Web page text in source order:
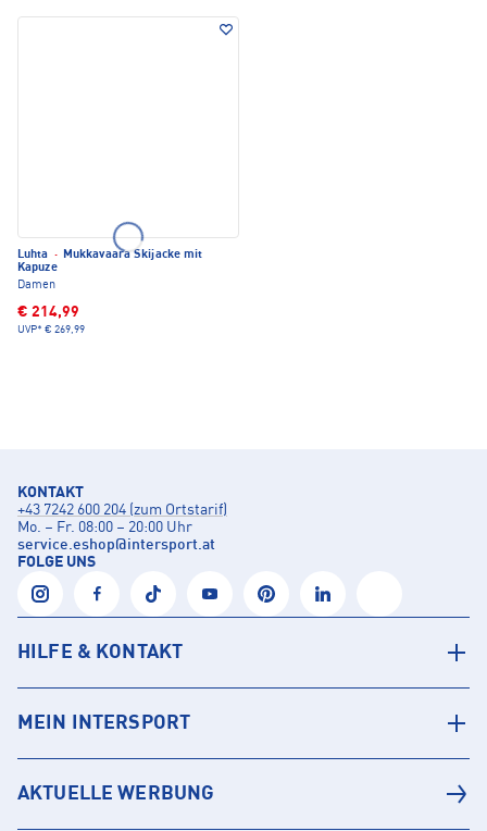
Luhta · Mukkavaara Skijacke mit
Kapuze
Damen
€ 214,99
UVP* € 269,99
KONTAKT
+43 7242 600 204 (zum Ortstarif)
Mo. – Fr. 08:00 – 20:00 Uhr
service.eshop@intersport.at
FOLGE UNS
HILFE & KONTAKT
MEIN INTERSPORT
AKTUELLE WERBUNG